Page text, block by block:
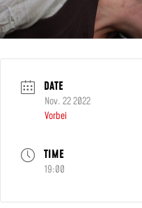
DATE
Nov. 22 2022
Vorbei
TIME
19:00